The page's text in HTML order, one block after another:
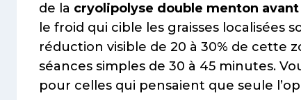
de la cryolipolyse double menton avant
le froid qui cible les graisses localisées
réduction visible de 20 à 30% de cette
séances simples de 30 à 45 minutes.
pour celles qui pensaient que seule